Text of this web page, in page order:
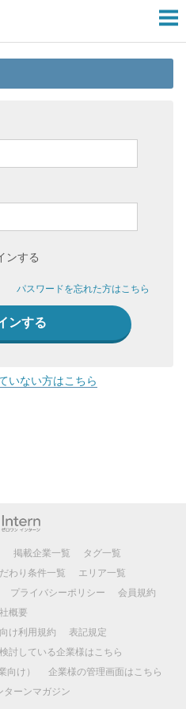
ンする
パスワードを忘れた方はこちら
いない方はこちら
掲載企業一覧
タグ一覧
わり条件一覧
エリア一覧
プライバシーポリシー
会員規約
概要
け利用規約
表記規定
討している企業様はこちら
向け）
企業様の管理画面はこちら
ターンマガジン